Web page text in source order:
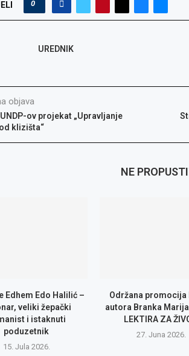
0
UREDNIK
objava
ov projekat „Upravljanje
klizišta“
NE
Edhem Edo Halilić –
veliki žepački
i istaknuti
poduzetnik
15. Jula 2026.
Održana promocija
autora Branka
LEKTIRA ZA
27. Juna 2026.